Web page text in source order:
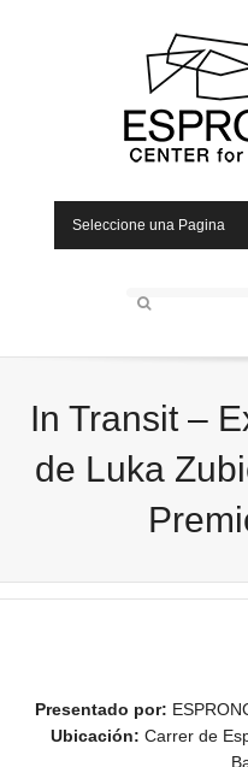
Seleccione una Pagina
In Transit –
de Luka
Presentado por:
Ubicación: Carrer de